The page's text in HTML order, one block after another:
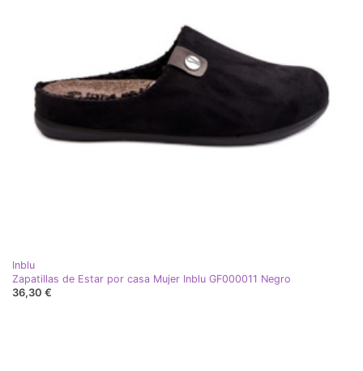
Inblu
Zapatillas de Estar por casa Mujer Inblu GF000011 Negro
36,30 €